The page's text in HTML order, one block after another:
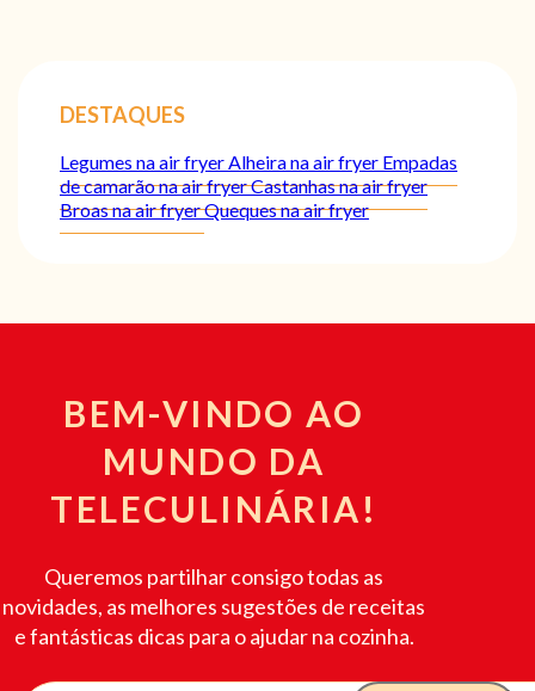
DESTAQUES
Legumes na air fryerAlheira na air fryer Empadas
de camarão na air fryerCastanhas na air fryer
Broas na air fryerQueques na air fryer
BEM-VINDO AO
MUNDO DA
TELECULINÁRIA!
Queremos partilhar consigo todas as
novidades, as melhores sugestões de receitas
e fantásticas dicas para o ajudar na cozinha.